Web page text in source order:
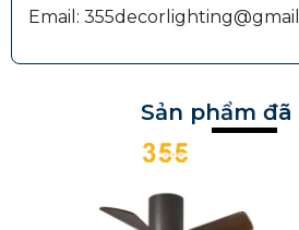
Email:
Sản phẩm đã